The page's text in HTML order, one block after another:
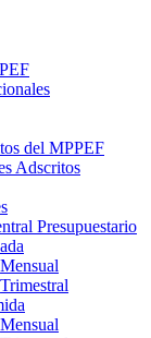
del MPPEF
Adscritos
Presupuestario
Mensual
Trimestral
Mensual